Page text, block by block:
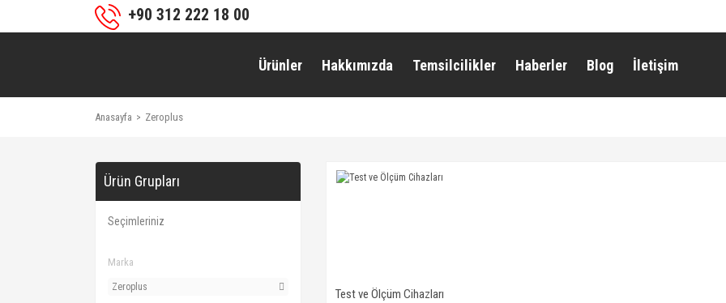
+90 312 222 18 00
Ürünler Hakkımızda Temsilcilikler Haberler Blog İletişim
Anasayfa Zeroplus
Ürün Grupları
Seçimleriniz
Marka
Zeroplus Test ve Ölçüm Cihazları